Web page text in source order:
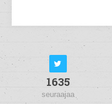
1635
seuraajaa